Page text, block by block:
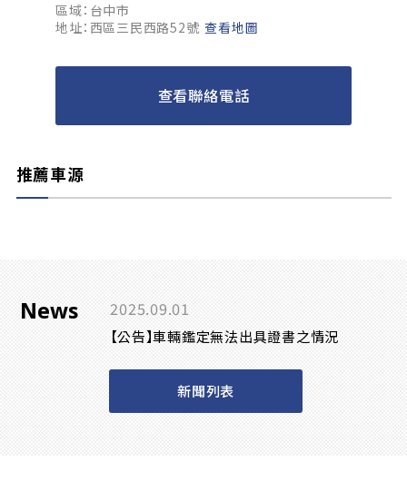
區域：台中市
地址：西區三民西路52號 查看地圖
查看聯絡電話
推薦車源
News 2025.09.01
【公告】車輛鑑定無法出具證書之情況
新聞列表